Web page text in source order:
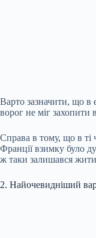
Варто зазначити, що в
ворог не міг
Справа в тому, що в ті
Франції взимку було
ж таки залишався
2. Найочевидніший